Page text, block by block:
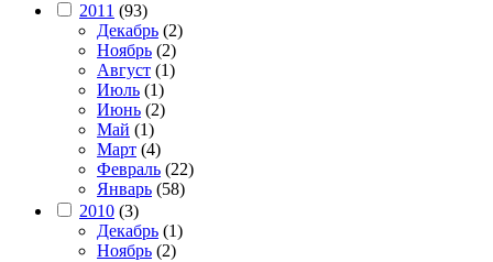
2011 (93)
Декабрь (2)
Ноябрь (2)
Август (1)
Июль (1)
Июнь (2)
Май (1)
Март (4)
Февраль (22)
Январь (58)
2010 (3)
Декабрь (1)
Ноябрь (2)